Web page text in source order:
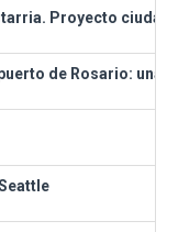
Proyecto
de Rosario: una